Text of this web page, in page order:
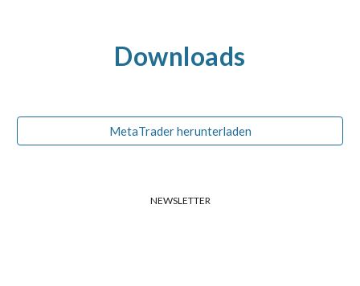
Downloads
MetaTrader herunterladen
NEWSLETTER